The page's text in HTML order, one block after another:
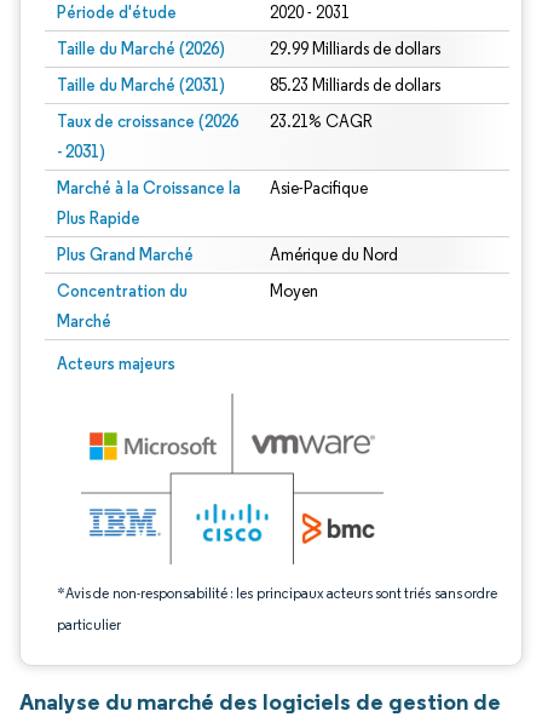
Période d'étude 2020 - 2031
Taille du Marché (2026) 29.99 Milliards de dollars
Taille du Marché (2031) 85.23 Milliards de dollars
Taux de croissance (2026
- 2031)
23.21% CAGR
Marché à la Croissance la
Plus Rapide
Asie-Pacifique
Plus Grand Marché Amérique du Nord
Concentration du
Marché
Moyen
Acteurs majeurs
*Avis de non-responsabilité : les principaux acteurs sont triés sans ordre
particulier
Image © Mordor Intelligence. La réutilisation nécessite une attribution sous CC
Analyse du marché des logiciels de gestion de